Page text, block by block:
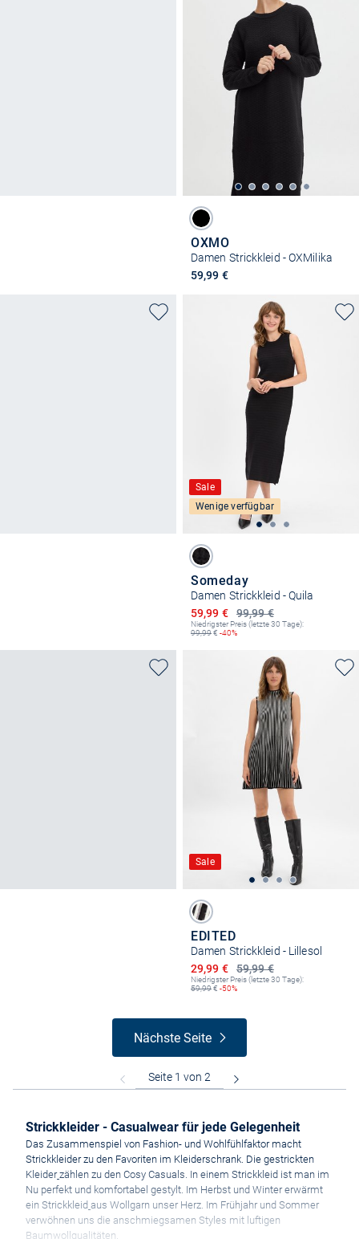
OXMO
Damen Strickkleid - OXMilika
59,99 €
Sale
Wenige verfügbar
Someday
Damen Strickkleid - Quila
99,99 €
Ermäßigter Preis
59,99 €
Niedrigster Preis (letzte 30 Tage):
99,99€ -40%
Sale
EDITED
Damen Strickkleid - Lillesol
59,99 €
Ermäßigter Preis
29,99 €
Niedrigster Preis (letzte 30 Tage):
59,99€ -50%
Nächste Seite
Strickkleider - Casualwear für jede Gelegenheit
Das Zusammenspiel von Fashion- und Wohlfühlfaktor macht
Strickkleider zu den Favoriten im Kleiderschrank. Die gestrickten
Kleider zählen zu den Cosy Casuals. In einem Strickkleid ist man im
Nu perfekt und komfortabel gestylt. Im Herbst und Winter erwärmt
ein Strickkleid aus Wollgarn unser Herz. Im Frühjahr und Sommer
verwöhnen uns die anschmiegsamen Styles mit luftigen
Baumwollqualitäten.